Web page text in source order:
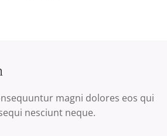
magni dolores eos qui
nesciunt neque.